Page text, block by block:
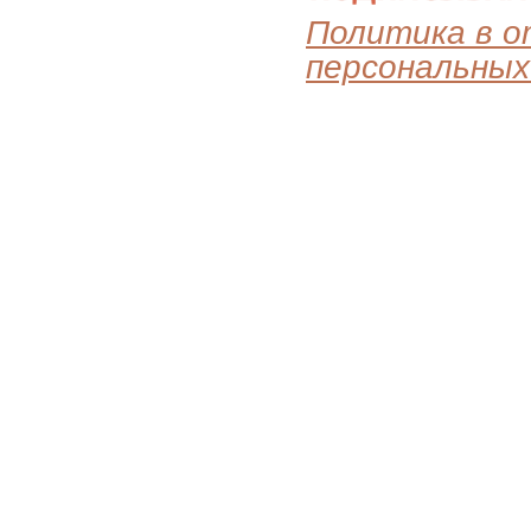
Политика в